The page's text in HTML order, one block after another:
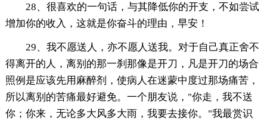
28、很喜欢的一句话，与其降低你的开支，不如尝试
增加你的收入，这就是你奋斗的理由，早安！
29、我不愿送人，亦不愿人送我。对于自己真正舍不
得离开的人，离别的那一刹那像是开刀，凡是开刀的场合
照例是应该先用麻醉剂，使病人在迷蒙中度过那场痛苦，
所以离别的苦痛最好避免。一个朋友说，"你走，我不送
你；你来，无论多大风多大雨，我要去接你。"我最赏识